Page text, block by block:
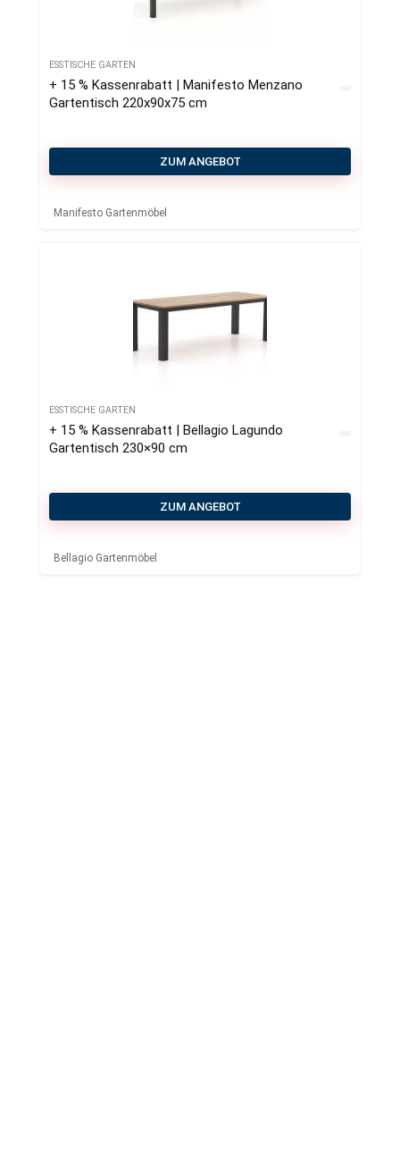
ESSTISCHE GARTEN
+ 15 % Kassenrabatt | Manifesto Menzano
Gartentisch 220x90x75 cm
ZUM ANGEBOT
Manifesto Gartenmöbel
ESSTISCHE GARTEN
+ 15 % Kassenrabatt | Bellagio Lagundo
Gartentisch 230×90 cm
ZUM ANGEBOT
Bellagio Gartenmöbel